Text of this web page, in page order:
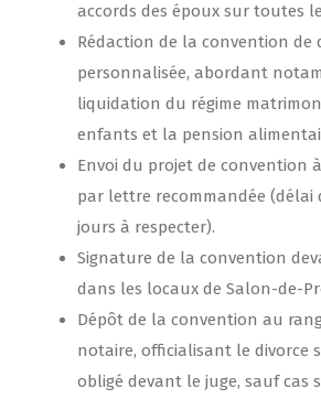
accords des époux sur toutes
Rédaction de la convention de
personnalisée, abordant
liquidation du régime
enfants et la pension
Envoi du projet de convention
par lettre recommandée (délai
jours à respecter).
Signature de la convention
dans les locaux de Salon-de-
Dépôt de la convention au
notaire, officialisant le divorce
obligé devant le juge, sauf cas